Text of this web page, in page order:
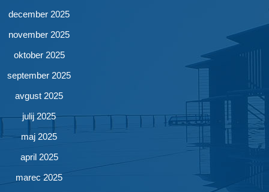
december 2025
november 2025
oktober 2025
september 2025
avgust 2025
julij 2025
maj 2025
april 2025
marec 2025